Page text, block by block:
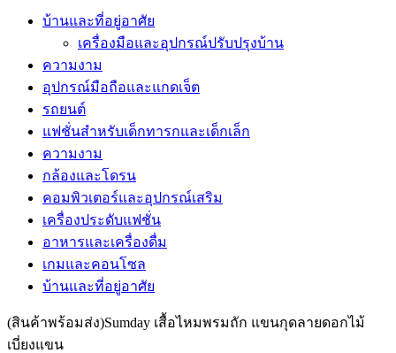
บ้านและที่อยู่อาศัย
เครื่องมือและอุปกรณ์ปรับปรุงบ้าน
ความงาม
อุปกรณ์มือถือและแกดเจ็ต
รถยนต์
แฟชั่นสำหรับเด็กทารกและเด็กเล็ก
ความงาม
กล้องและโดรน
คอมพิวเตอร์และอุปกรณ์เสริม
เครื่องประดับแฟชั่น
อาหารและเครื่องดื่ม
เกมและคอนโซล
บ้านและที่อยู่อาศัย
(สินค้าพร้อมส่ง)Sumday เสื้อไหมพรมถัก แขนกุดลายดอกไม้
เบี่ยงแขน